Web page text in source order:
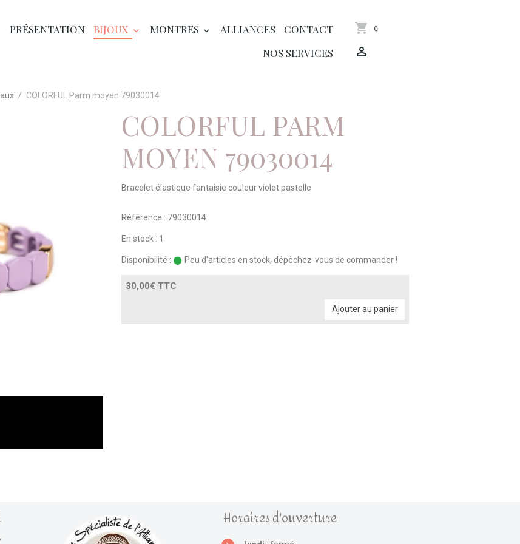
PRÉSENTATION BIJOUX MONTRES ALLIANCES
CONTACT
NOS SERVICES
0
COLORFUL Parm moyen 79030014
COLORFUL PARM
MOYEN 79030014
Bracelet élastique fantaisie couleur violet pastelle
Référence : 79030014
En stock : 1
Disponibilité : Peu d'articles en stock, dépêchez-vous de commander !
30,00€ TTC
Ajouter au panier
Horaires d'ouverture